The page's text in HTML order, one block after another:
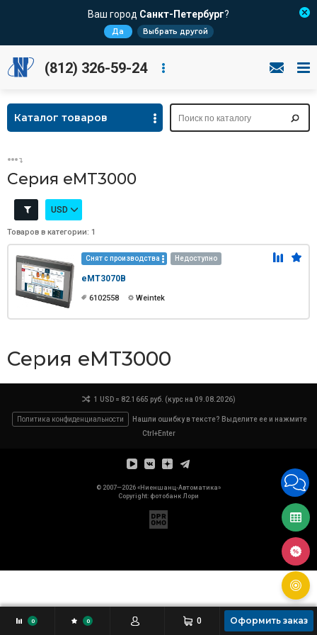
Ваш город Санкт-Петербург?
Да Выбрать другой
(812) 326-59-24
Каталог товаров
Серия eMT3000
USD
Товаров в категории: 1
Снят с производства Недоступно
eMT3070B
6102558 Weintek
Серия eMT3000
1 USD = 82.1665 руб. (курс на 09.08.2026)
Политика конфиденциальности
Нашли ошибку в тексте? Выделите ее и нажмите
Ctrl+Enter
© 2007—2026 «Ниеншанц-Автоматика»
Copyright: фотобанк Лори
0 0 0 Оформить заказ